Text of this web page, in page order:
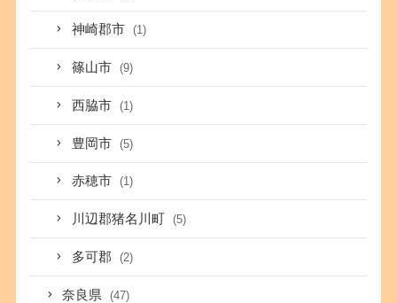
神崎郡市 (1)
篠山市 (9)
西脇市 (1)
豊岡市 (5)
赤穂市 (1)
川辺郡猪名川町 (5)
多可郡 (2)
奈良県 (47)